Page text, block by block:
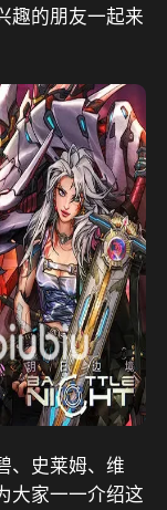
趣的朋友一起来
、史莱姆、维
大家一一介绍这